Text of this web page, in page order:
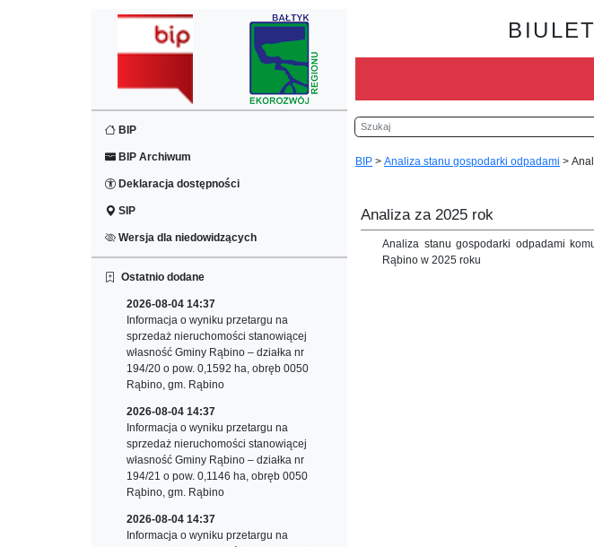
BIP
BIP Archiwum
Deklaracja dostępności
SIP
Wersja dla niedowidzących
Ostatnio dodane
2026-08-04 14:37
Informacja o wyniku przetargu na
sprzedaż nieruchomości stanowiącej
własność Gminy Rąbino – działka nr
194/20 o pow. 0,1592 ha, obręb 0050
Rąbino, gm. Rąbino
2026-08-04 14:37
Informacja o wyniku przetargu na
sprzedaż nieruchomości stanowiącej
własność Gminy Rąbino – działka nr
194/21 o pow. 0,1146 ha, obręb 0050
Rąbino, gm. Rąbino
2026-08-04 14:37
Informacja o wyniku przetargu na
Szukaj
BIP > Analiza stanu gospodarki odpadami >
Analiza za 2025 rok
Analiza stanu gospodarki odpadami
Rąbino w 2025 roku